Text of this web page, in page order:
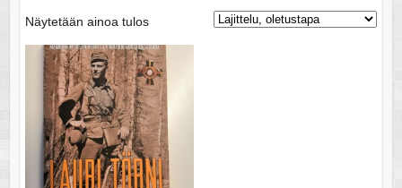
Näytetään ainoa tulos